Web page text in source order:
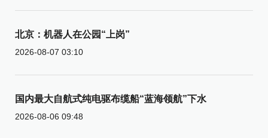
北京：机器人在公园“上岗”
2026-08-07 03:10
国内最大自航式纯电驱布缆船“蓝海领航”下水
2026-08-06 09:48